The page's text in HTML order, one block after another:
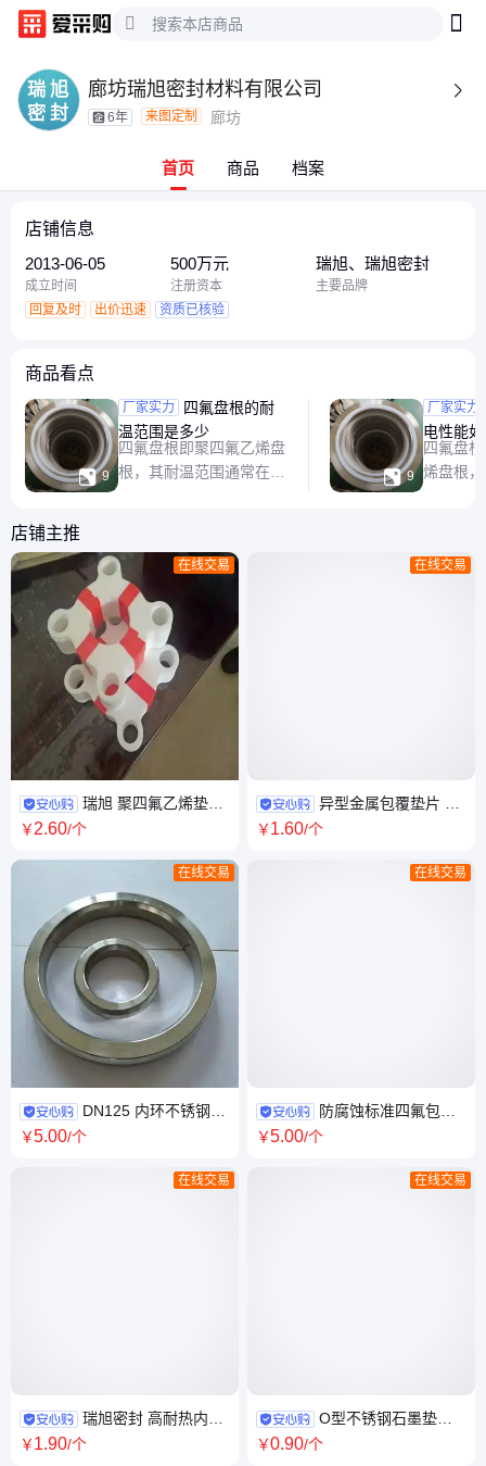
廊坊瑞旭密封材料有限公司 
6年 来图定制 廊坊
首页 商品 档案
店铺信息
2013-06-05
成立时间
500万元
注册资本
瑞旭、瑞旭密封
主要品牌
回复及时
出价迅速 资质已核验
商品看点
 9
厂家实力
温范围是多少
四氟盘根即聚四氟乙烯盘
根，其耐温范围通常在
仍能保持一定的柔韧性和
密封性能，不会因低温而
变脆、破裂，能有效防止
介质泄漏。而在高温方
面，可承受 260℃的高
温。在这
 9
厂家实力
电性能
四氟盘
烯盘根
分子结
店铺主推
在线交易
瑞旭 聚四氟乙烯垫片
高耐腐蚀 耐高低温 固定密封
￥2.60/个
在线交易
DN125 内环不锈钢金
属缠绕垫片 包覆齿波垫 瑞旭密
￥5.00/个
在线交易
瑞旭密封 高耐热内外
环金属缠绕垫 带环型耐高温垫
￥1.90/个
在线交易
异型金属包覆垫片 不
锈钢 柔性石墨 石棉橡胶板 陶瓷
￥1.60/个
在线交易
防腐蚀标准四氟包覆
垫片 不锈钢波纹板垫 货源充足
￥5.00/个
在线交易
O型不锈钢石墨垫片
耐高温 耐腐蚀 耐高压 按需定制
￥0.90/个